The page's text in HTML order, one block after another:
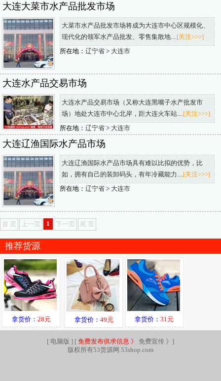
大连大菜市水产品批发市场
大菜市水产品批发市场将成为大连市中心区规模化、
现代化的领军水产品批发、零售集散地.... [关注>>>]
所在地： 辽宁省> 大连市
大连水产品交易市场
大连水产品交易市场（又称大连黑嘴子水产批发市
场）地处大连市中心北岸，距大连火车站.... [关注>>>]
所在地： 辽宁省> 大连市
大连辽渔国际水产品市场
大连辽渔国际水产品市场具有难以比拟的优势，比
如，拥有自己的装卸码头，有年冷藏能力.... [关注>>>]
所在地： 辽宁省> 大连市
首 页 上一页 1 下一页 尾 页
推荐货源
拿货价： 28元 拿货价： 49元 拿货价：31元
[ 电脑版 ] [ 免费发布供求信息 》 免费宣传 》 ]
版权所有53货源网 53shop.com